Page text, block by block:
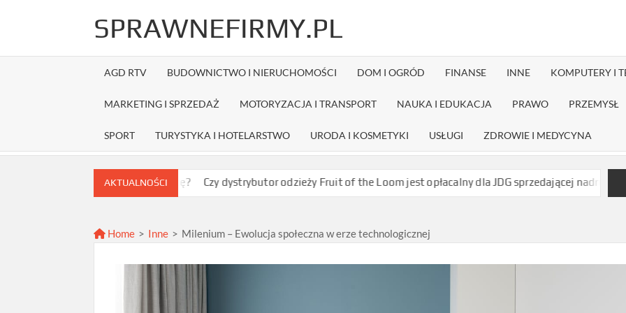
SPRAWNEFIRMY.PL
AGD RTV BUDOWNICTWO I NIERUCHOMOŚCI DOM I OGRÓD FINANSE INNE KOMPUTERY I
MARKETING I SPRZEDAŻ MOTORYZACJA I TRANSPORT NAUKA I EDUKACJA PRAWO PRZEMYSŁ
SPORT TURYSTYKA I HOTELARSTWO URODA I KOSMETYKI USŁUGI ZDROWIE I MEDYCYNA
AKTUALNOŚCI
wybrać najlepszą ofertę? Czy dystrybutor odzieży Fruit of the Loom jest opłacalny dla JDG sprzedającej nadruki na koszulkach?
Home > Inne > Milenium – Ewolucja społeczna w erze technologicznej